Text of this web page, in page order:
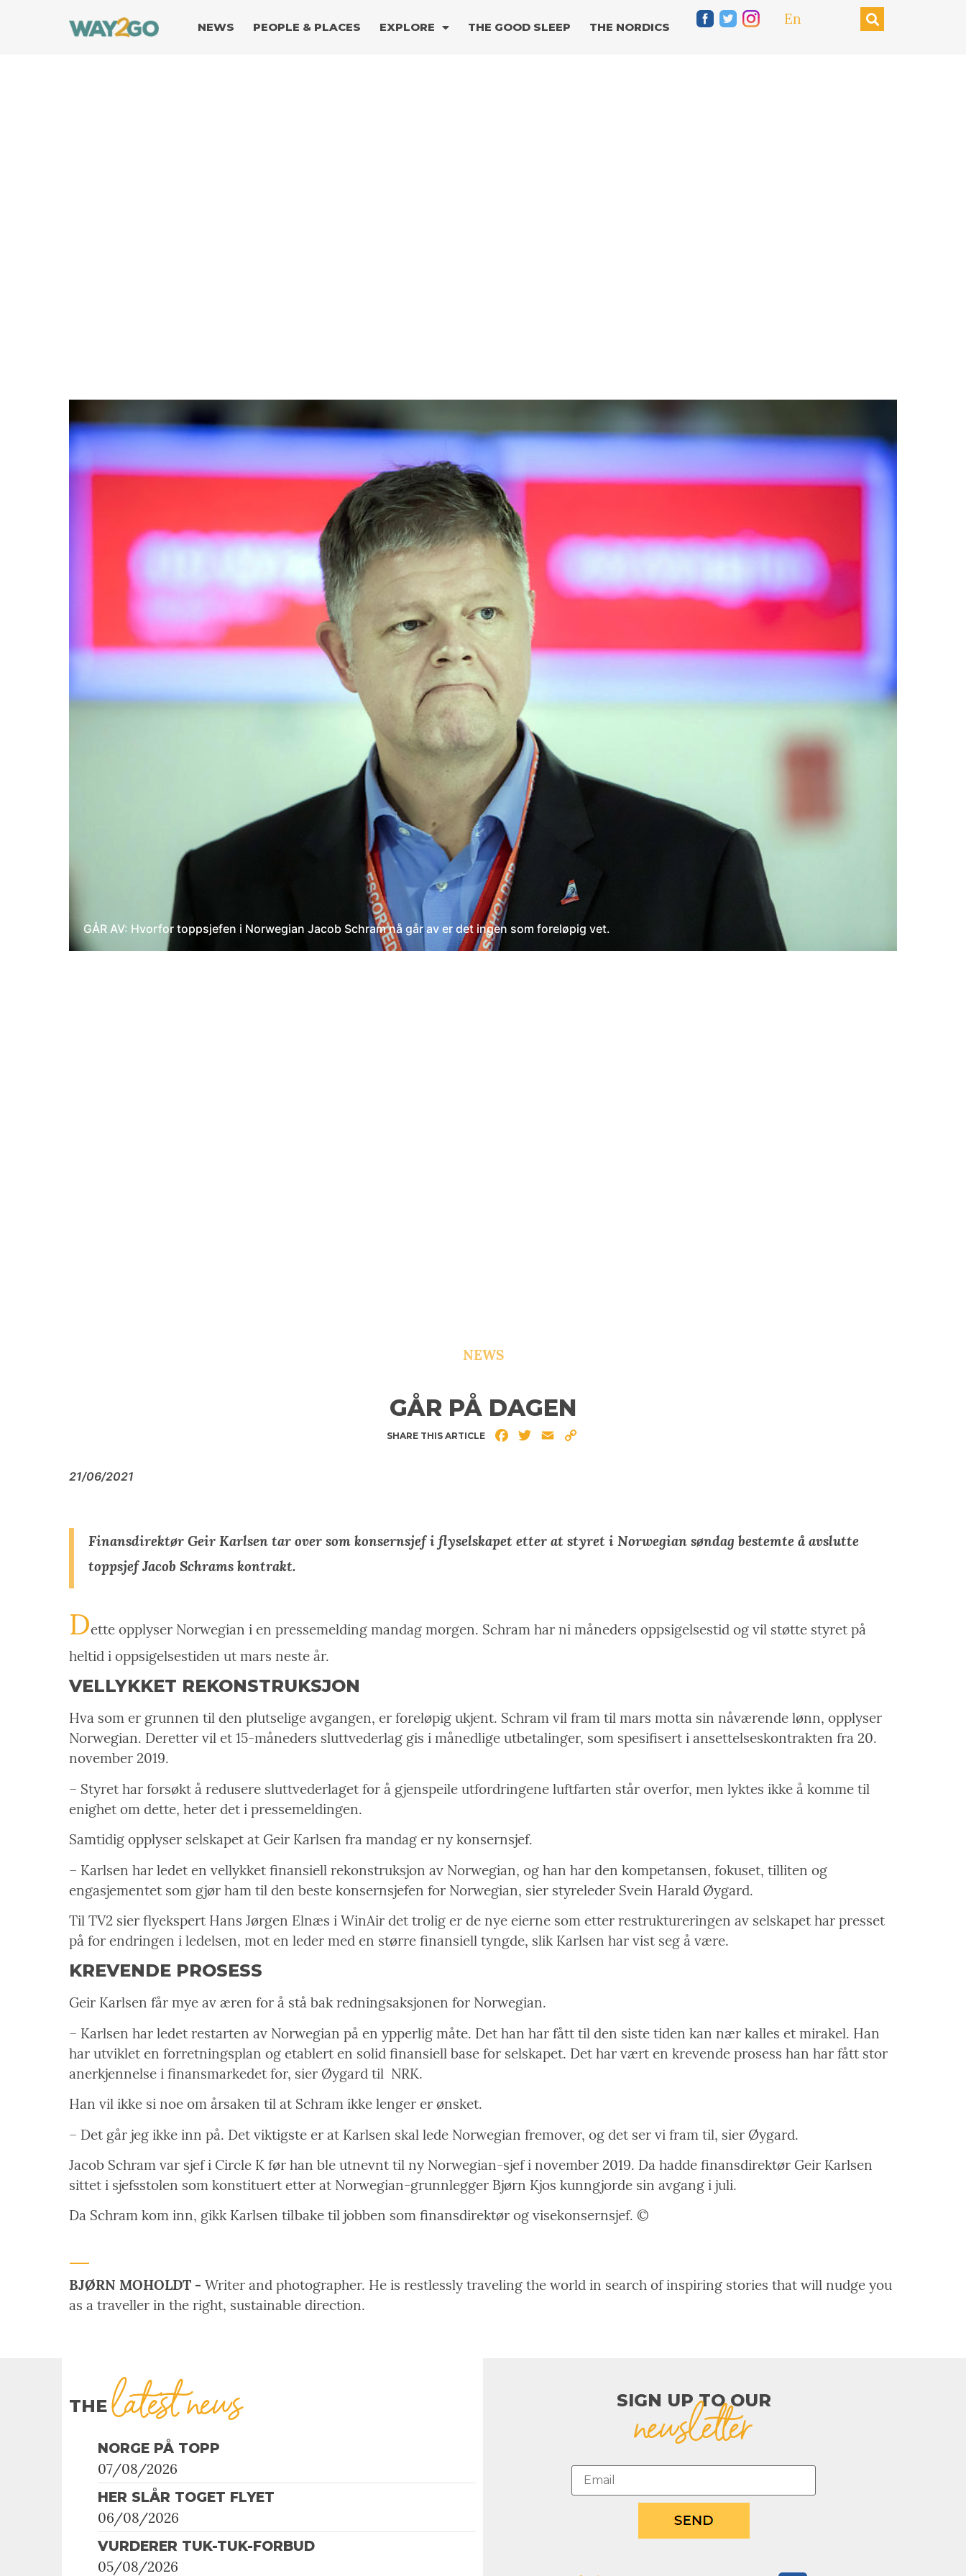
NEWS PEOPLE & PLACES EXPLORE THE GOOD SLEEP THE NORDICS En
GÅR AV: Hvorfor toppsjefen i Norwegian Jacob Schram nå går av er det ingen som foreløpig vet.
NEWS
GÅR PÅ DAGEN
SHARE THIS ARTICLE FacebookTwitterEmail
21/06/2021
Finansdirektør Geir Karlsen tar over som konsernsjef i flyselskapet etter at styret i Norwegian søndag bestemte å avslutte
toppsjef Jacob Schrams kontrakt.
Dette opplyser Norwegian i en pressemelding mandag morgen. Schram har ni måneders oppsigelsestid og vil støtte styret på
heltid i oppsigelsestiden ut mars neste år.
VELLYKKET REKONSTRUKSJON
Hva som er grunnen til den plutselige avgangen, er foreløpig ukjent. Schram vil fram til mars motta sin nåværende lønn, opplyser
Norwegian. Deretter vil et 15-måneders sluttvederlag gis i månedlige utbetalinger, som spesifisert i ansettelseskontrakten fra 20.
november 2019.
– Styret har forsøkt å redusere sluttvederlaget for å gjenspeile utfordringene luftfarten står overfor, men lyktes ikke å komme til
enighet om dette, heter det i pressemeldingen.
Samtidig opplyser selskapet at Geir Karlsen fra mandag er ny konsernsjef.
– Karlsen har ledet en vellykket finansiell rekonstruksjon av Norwegian, og han har den kompetansen, fokuset, tilliten og
engasjementet som gjør ham til den beste konsernsjefen for Norwegian, sier styreleder Svein Harald Øygard.
Til TV2 sier flyekspert Hans Jørgen Elnæs i WinAir det trolig er de nye eierne som etter restruktureringen av selskapet har presset
på for endringen i ledelsen, mot en leder med en større finansiell tyngde, slik Karlsen har vist seg å være.
KREVENDE PROSESS
Geir Karlsen får mye av æren for å stå bak redningsaksjonen for Norwegian.
– Karlsen har ledet restarten av Norwegian på en ypperlig måte. Det han har fått til den siste tiden kan nær kalles et mirakel. Han
har utviklet en forretningsplan og etablert en solid finansiell base for selskapet. Det har vært en krevende prosess han har fått stor
anerkjennelse i finansmarkedet for, sier Øygard til NRK.
Han vil ikke si noe om årsaken til at Schram ikke lenger er ønsket.
– Det går jeg ikke inn på. Det viktigste er at Karlsen skal lede Norwegian fremover, og det ser vi fram til, sier Øygard.
Jacob Schram var sjef i Circle K før han ble utnevnt til ny Norwegian-sjef i november 2019. Da hadde finansdirektør Geir Karlsen
sittet i sjefsstolen som konstituert etter at Norwegian-grunnlegger Bjørn Kjos kunngjorde sin avgang i juli.
Da Schram kom inn, gikk Karlsen tilbake til jobben som finansdirektør og visekonsernsjef. ©
BJØRN MOHOLDT - Writer and photographer. He is restlessly traveling the world in search of inspiring stories that will nudge you
as a traveller in the right, sustainable direction.
THElatest news
NORGE PÅ TOPP
07/08/2026
HER SLÅR TOGET FLYET
06/08/2026
VURDERER TUK-TUK-FORBUD
05/08/2026
SIGN UP TO OUR​
newsletter